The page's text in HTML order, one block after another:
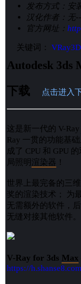
发布方式： 安
汉化作者： 无
官方网址：
关键词： VRay
Autodesk 3ds
下载 点击进入
这是新一代的 V-Ray
Ray 一贯的功能基
成了 CPU 和 GPU
局照明 渲染器 ！
世界上最完备的三
奖的渲染技术； 为
无需额外的软件，
无缝对接其他软件。
V-Ray for 3ds Max
https://